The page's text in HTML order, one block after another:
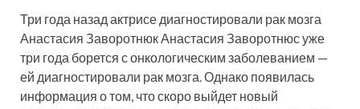
Три года назад актрисе диагностировали рак мозга
Анастасия Заворотнюк Анастасия Заворотнюс уже
три года борется с онкологическим заболеванием —
ей диагностировали рак мозга. Однако появилась
информация о том, что скоро выйдет новый